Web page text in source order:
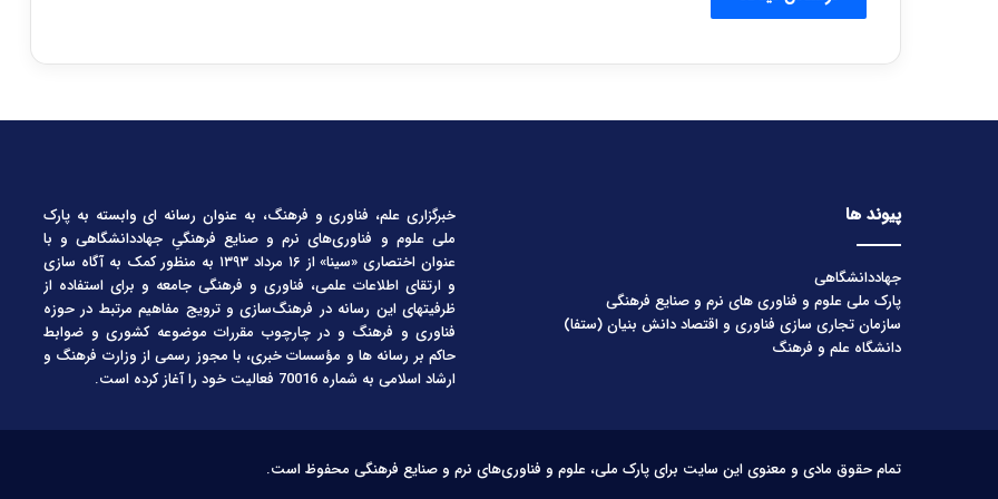
پیوند ها
جهاددانشگاهی
پارک ملی علوم و فناوری های نرم و صنایع فرهنگی
سازمان تجاری سازی فناوری و اقتصاد دانش بنیان (ستفا)
دانشگاه علم و فرهنگ
خبرگزاری علم، فناوری و فرهنگ، به عنوان رسانه ای وابسته به پارک
ملی علوم و فناوری‌های نرم و صنایع فرهنگیِ جهاددانشگاهی و با
عنوان اختصاری «سینا» از ۱۶ مرداد ۱۳۹۳ به منظور کمک به آگاه سازی
و ارتقای اطلاعات علمی، فناوری و فرهنگی جامعه و برای استفاده از
ظرفیتهای این رسانه در فرهنگ‌سازی و ترویج مفاهیم مرتبط در حوزه
فناوری و فرهنگ و در چارچوب مقررات موضوعه کشوری و ضوابط
حاکم بر رسانه ها و مؤسسات خبری، با مجوز رسمی از وزارت فرهنگ و
ارشاد اسلامی به شماره 70016 فعالیت خود را آغاز کرده است.
تمام حقوق مادی و معنوی این سایت برای پارک ملی، علوم و فناوری‌های نرم و صنایع فرهنگی محفوظ است.